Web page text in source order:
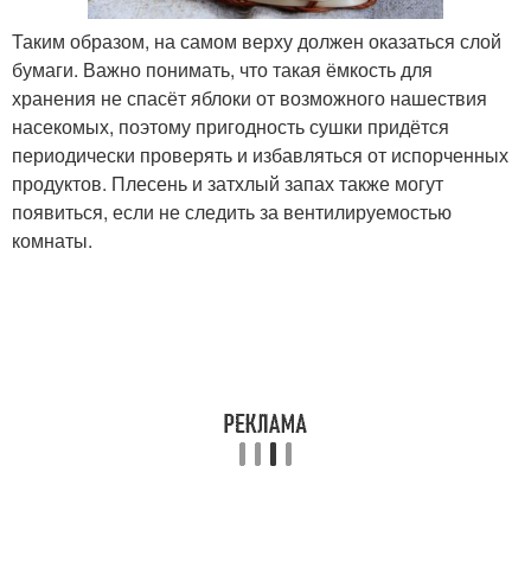
Таким образом, на самом верху должен оказаться слой
бумаги. Важно понимать, что такая ёмкость для
хранения не спасёт яблоки от возможного нашествия
насекомых, поэтому пригодность сушки придётся
периодически проверять и избавляться от испорченных
продуктов. Плесень и затхлый запах также могут
появиться, если не следить за вентилируемостью
комнаты.